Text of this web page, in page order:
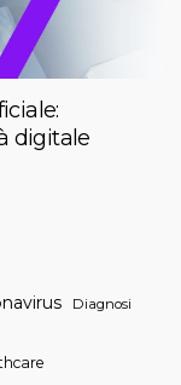
digitale
Diagnosi